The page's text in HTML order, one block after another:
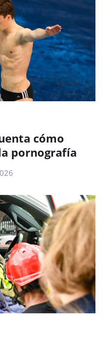
cómo
pornografía